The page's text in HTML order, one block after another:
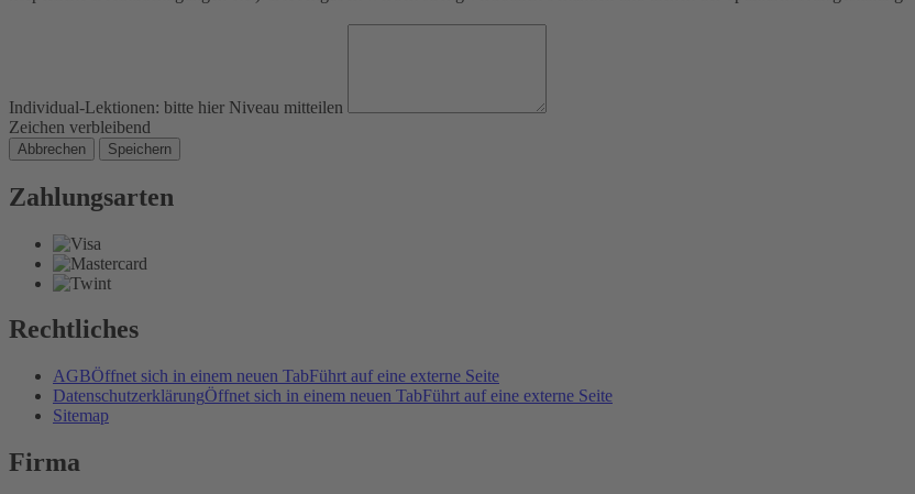
Individual-Lektionen: bitte hier Niveau mitteilen
Zeichen verbleibend
Abbrechen Speichern
Zahlungsarten
Rechtliches
AGBÖffnet sich in einem neuen TabFührt auf eine externe Seite
DatenschutzerklärungÖffnet sich in einem neuen TabFührt auf eine externe Seite
Sitemap
Firma